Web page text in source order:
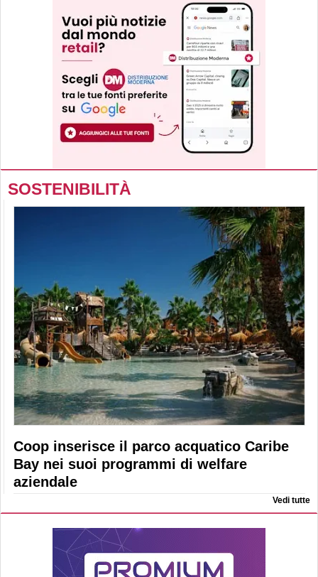
SOSTENIBILITÀ
Coop inserisce il parco acquatico Caribe
Bay nei suoi programmi di welfare
aziendale
Vedi tutte